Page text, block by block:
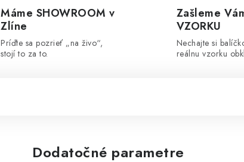
Máme SHOWROOM v
Zlíne
Príďte sa pozrieť „na živo“,
stojí to za to.
Zašleme
VZORKU
Nechajte si
reálnu vzorku
Dodatočné parametre